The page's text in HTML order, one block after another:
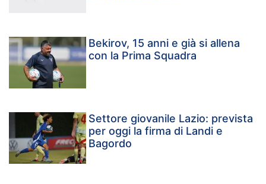
Bekirov, 15 anni e già si allena
con la Prima Squadra
Settore giovanile Lazio: prevista
per oggi la firma di Landi e
Bagordo